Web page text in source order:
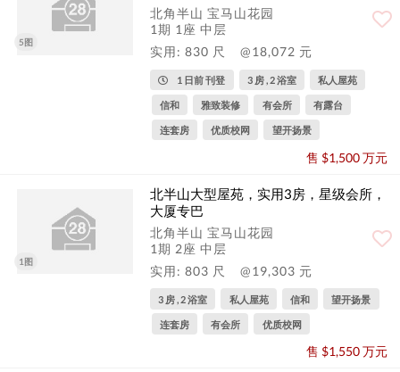
5图
北角半山 宝马山花园
1期 1座 中层
实用: 830 尺
@18,072 元
1 日前 刊登 3 房 , 2 浴室 私人屋苑
信和 雅致装修 有会所 有露台
连套房 优质校网 望开扬景
售 $1,500 万元
1图
北半山大型屋苑，实用3房，星级会所，
大厦专巴
北角半山 宝马山花园
1期 2座 中层
实用: 803 尺
@19,303 元
3 房 , 2 浴室 私人屋苑 信和 望开扬景
连套房 有会所 优质校网
售 $1,550 万元